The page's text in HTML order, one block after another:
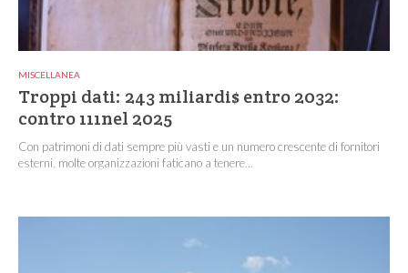
MISCELLANEA
Troppi dati: 243 miliardi$ entro 2032:
contro 111nel 2025
Con patrimoni di dati sempre più vasti e un numero crescente di fornitori
esterni, molte organizzazioni faticano a tenere...